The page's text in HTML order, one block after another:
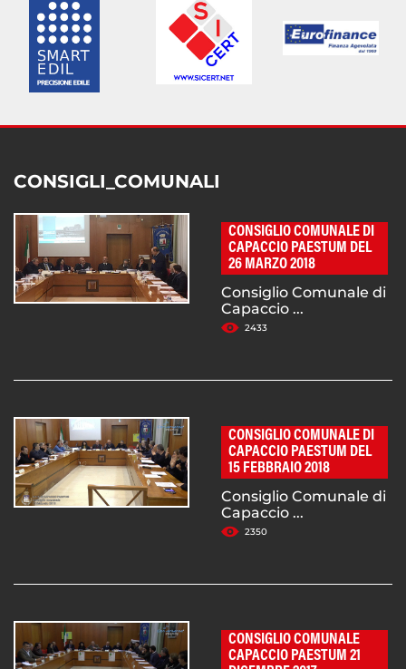
CONSIGLI_COMUNALI
CONSIGLIO COMUNALE DI
CAPACCIO PAESTUM DEL
26 MARZO 2018
Consiglio Comunale di
Capaccio ...
2433
CONSIGLIO COMUNALE DI
CAPACCIO PAESTUM DEL
15 FEBBRAIO 2018
Consiglio Comunale di
Capaccio ...
2350
CONSIGLIO COMUNALE
CAPACCIO PAESTUM 21